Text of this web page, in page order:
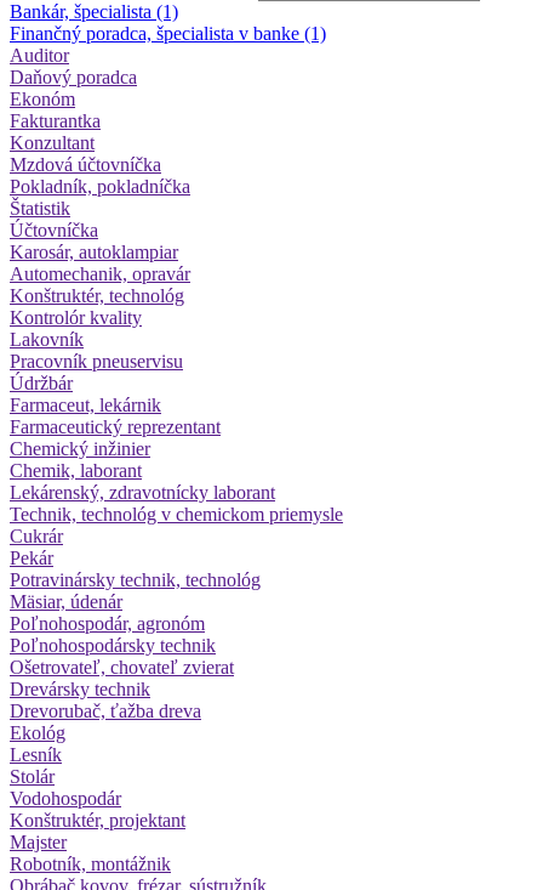
Bankár, špecialista (1)
Finančný poradca, špecialista v banke (1)
Auditor
Daňový poradca
Ekonóm
Fakturantka
Konzultant
Mzdová účtovníčka
Pokladník, pokladníčka
Štatistik
Účtovníčka
Karosár, autoklampiar
Automechanik, opravár
Konštruktér, technológ
Kontrolór kvality
Lakovník
Pracovník pneuservisu
Údržbár
Farmaceut, lekárnik
Farmaceutický reprezentant
Chemický inžinier
Chemik, laborant
Lekárenský, zdravotnícky laborant
Technik, technológ v chemickom priemysle
Cukrár
Pekár
Potravinársky technik, technológ
Mäsiar, údenár
Poľnohospodár, agronóm
Poľnohospodársky technik
Ošetrovateľ, chovateľ zvierat
Drevársky technik
Drevorubač, ťažba dreva
Ekológ
Lesník
Stolár
Vodohospodár
Konštruktér, projektant
Majster
Robotník, montážnik